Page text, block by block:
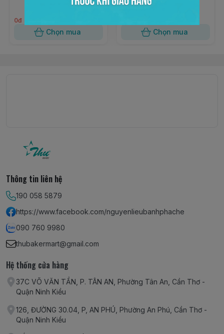
0đ
Chọn mua Chọn mua
Thông tin liên hệ
190 058 5879
https://www.facebook.com/nguyenlieubanhphache
090 760 9980
thubakermart@gmail.com
Hệ thống cửa hàng
37C VÕ VĂN TẦN, P. TÂN AN, Phường Tân An, Cần Thơ -
Quận Ninh Kiều
126, ĐƯỜNG 30.04, P, AN PHÚ, Phường An Phú, Cần Thơ -
Quận Ninh Kiều